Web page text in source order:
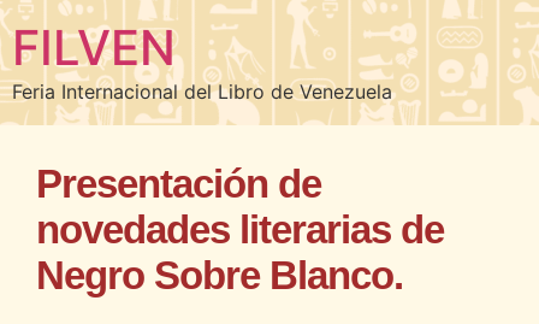
FILVEN
Feria Internacional del Libro de Venezuela
Presentación de
novedades literarias de
Negro Sobre Blanco.